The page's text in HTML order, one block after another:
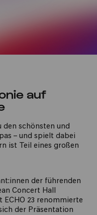
auf
den schönsten und
– und spielt dabei
ist Teil eines großen
der führenden
Concert Hall
ECHO 23 renommierte
der Präsentation